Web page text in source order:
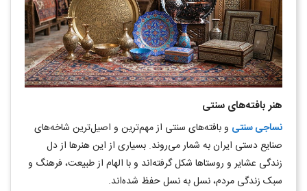
هنر بافته‌های سنتی
نساجی سنتی و بافته‌های سنتی از مهم‌ترین و اصیل‌ترین شاخه‌های
صنایع دستی ایران به شمار می‌روند. بسیاری از این هنرها از دل
زندگی عشایر و روستاها شکل گرفته‌اند و با الهام از طبیعت، فرهنگ و
سبک زندگی مردم، نسل به نسل حفظ شده‌اند.